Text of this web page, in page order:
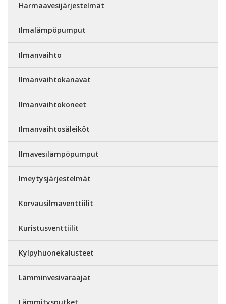
Harmaavesijärjestelmät
Ilmalämpöpumput
Ilmanvaihto
Ilmanvaihtokanavat
Ilmanvaihtokoneet
Ilmanvaihtosäleiköt
Ilmavesilämpöpumput
Imeytysjärjestelmät
Korvausilmaventtiilit
Kuristusventtiilit
Kylpyhuonekalusteet
Lämminvesivaraajat